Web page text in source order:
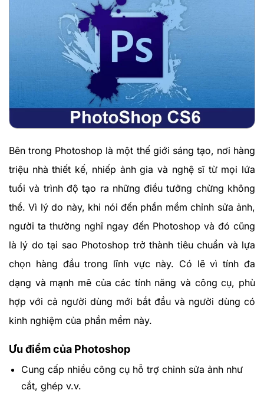
Bên trong Photoshop là một thế giới sáng tạo, nơi hàng
triệu nhà thiết kế, nhiếp ảnh gia và nghệ sĩ từ mọi lứa
tuổi và trình độ tạo ra những điều tưởng chừng không
thể. Vì lý do này, khi nói đến phần mềm chỉnh sửa ảnh,
người ta thường nghĩ ngay đến Photoshop và đó cũng
là lý do tại sao Photoshop trở thành tiêu chuẩn và lựa
chọn hàng đầu trong lĩnh vực này. Có lẽ vì tính đa
dạng và mạnh mẽ của các tính năng và công cụ, phù
hợp với cả người dùng mới bắt đầu và người dùng có
kinh nghiệm của phần mềm này.
Ưu điểm của Photoshop
Cung cấp nhiều công cụ hỗ trợ chỉnh sửa ảnh như
cắt, ghép v.v.